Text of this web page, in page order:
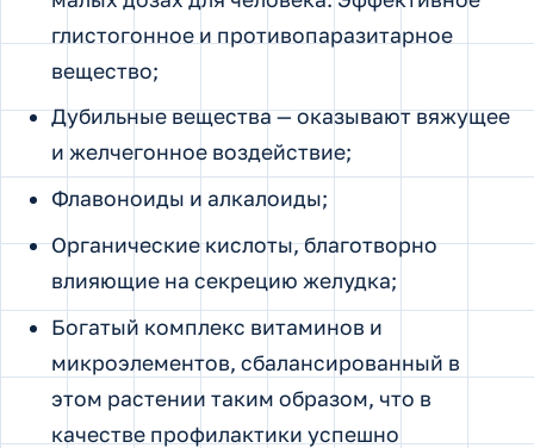
глистогонное и противопаразитарное
вещество;
Дубильные вещества — оказывают вяжущее
и желчегонное воздействие;
Флавоноиды и алкалоиды;
Органические кислоты, благотворно
влияющие на секрецию желудка;
Богатый комплекс витаминов и
микроэлементов, сбалансированный в
этом растении таким образом, что в
качестве профилактики успешно